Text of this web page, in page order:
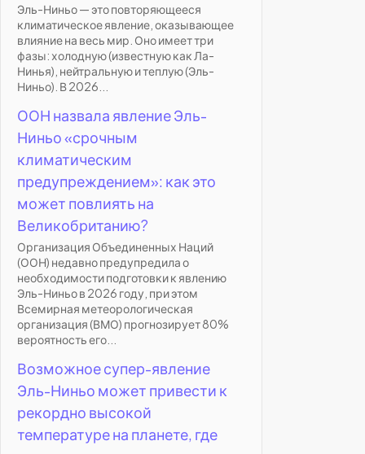
Эль-Ниньо — это повторяющееся
климатическое явление, оказывающее
влияние на весь мир. Оно имеет три
фазы: холодную (известную как Ла-
Нинья), нейтральную и теплую (Эль-
Ниньо). В 2026...
ООН назвала явление Эль-
Ниньо «срочным
климатическим
предупреждением»: как это
может повлиять на
Великобританию?
Организация Объединенных Наций
(ООН) недавно предупредила о
необходимости подготовки к явлению
Эль-Ниньо в 2026 году, при этом
Всемирная метеорологическая
организация (ВМО) прогнозирует 80%
вероятность его...
Возможное супер-явление
Эль-Ниньо может привести к
рекордно высокой
температуре на планете, где